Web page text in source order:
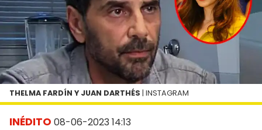
INÉDITO 08-06-2023 14:13
THELMA FARDÍN Y JUAN DARTHÉS | INSTAGRAM